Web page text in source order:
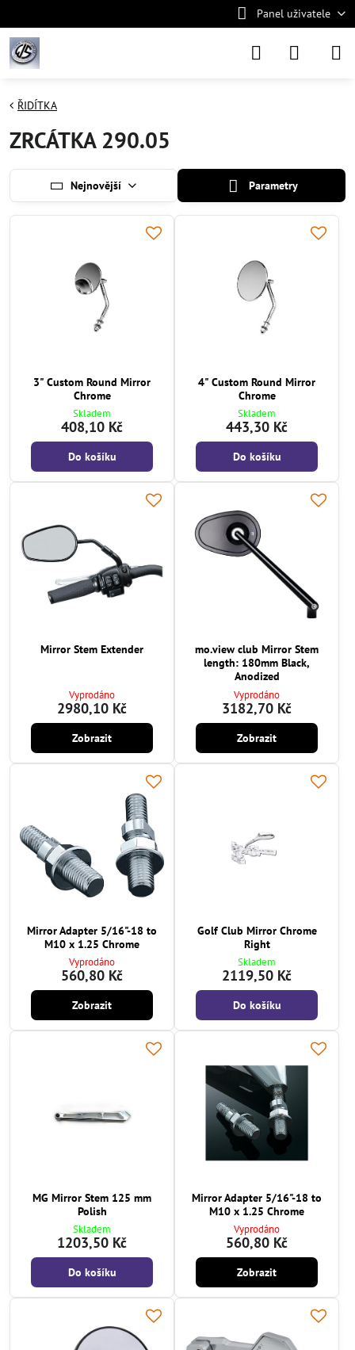
Panel uživatele
ŘIDÍTKA
ZRCÁTKA 290.05
Nejnovější Parametry
3" Custom Round Mirror
Chrome
Skladem
408,10 Kč
Do košíku
4" Custom Round Mirror
Chrome
Skladem
443,30 Kč
Do košíku
Mirror Stem Extender
Vyprodáno
2980,10 Kč
Zobrazit
mo.view club Mirror Stem
length: 180mm Black,
Anodized
Vyprodáno
3182,70 Kč
Zobrazit
Mirror Adapter 5/16"-18 to
M10 x 1.25 Chrome
Vyprodáno
560,80 Kč
Zobrazit
Golf Club Mirror Chrome
Right
Skladem
2119,50 Kč
Do košíku
MG Mirror Stem 125 mm
Polish
Skladem
1203,50 Kč
Do košíku
Mirror Adapter 5/16"-18 to
M10 x 1.25 Chrome
Vyprodáno
560,80 Kč
Zobrazit